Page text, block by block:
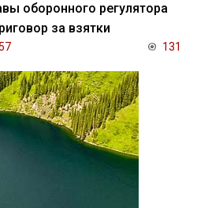
оборонного регулятора
за взятки
131